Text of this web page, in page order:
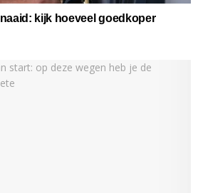
kijk hoeveel goedkoper